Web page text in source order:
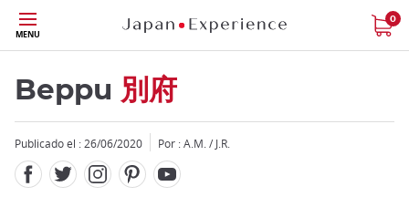
Tamaño
MENU
0
Beppu 別府
Publicado el : 26/06/2020 Por : A.M. / J.R.